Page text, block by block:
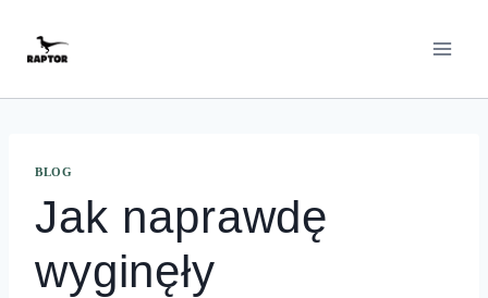
BLOG
Jak naprawdę
wyginęły